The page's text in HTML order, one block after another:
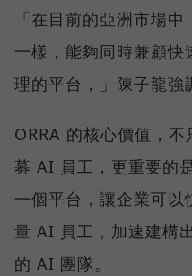
「在目前的亞洲市場
一樣，能夠同時兼顧
理的平台，」陳子龍強
ORRA 的核心價值，
募 AI 員工，更重要的
一個平台，讓企業可
量 AI 員工，加速建構
的 AI 團隊。